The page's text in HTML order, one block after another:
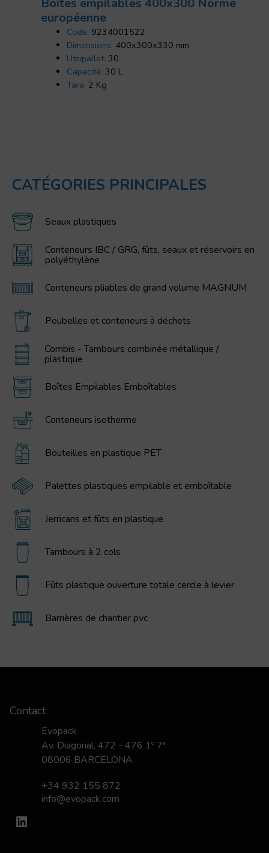
Boîtes empilables 400x300 Norme
européenne
Code: 9234001522
Dimensions: 400x300x330 mm
Uts/pallet: 30
Capacité: 30 L
Tara: 2 Kg
CATÉGORIES PRINCIPALES
Seaux plastiques
Conteneurs IBC / GRG, fûts, seaux et réservoirs en
polyéthylène
Conteneurs pliables de grand volume MAGNUM
Poubelles et conteneurs à déchets
Combis - Tambours combinée métallique /
plastique
Boîtes Empilables Emboîtables
Conteneurs isotherme
Bouteilles en plastique PET
Palettes plastiques empilable et emboîtable
Jerricans et fûts en plastique
Tambours à 2 cols
Fûts plastique ouverture totale cercle à levier
Barrières de chantier pvc
Contact
Evopack
Av. Diagonal, 472 - 476 1º 7ª
08006 BARCELONA
+34 932 155 872
info@evopack.com
LinkedIn